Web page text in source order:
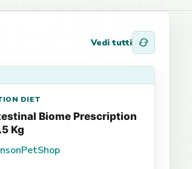
Vedi tutti
DIET
Biome Prescription
Kg